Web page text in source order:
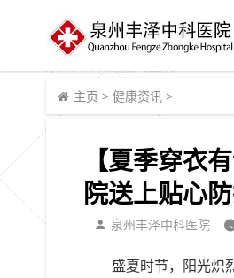
主页 > 健康资讯 >
【夏季穿衣
院送上贴心防
泉州丰泽中科医院
盛夏时节，阳光炽